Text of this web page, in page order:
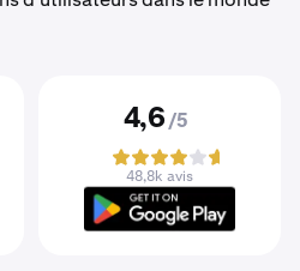
4,6 /5
48,8k avis